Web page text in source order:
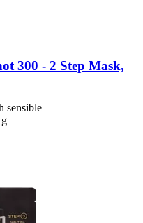
300 -​ 2 Step Mask,
sensible